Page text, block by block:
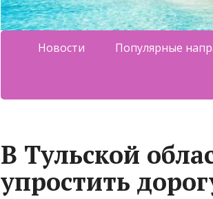
Новости Популярные
В Тульской
упростить